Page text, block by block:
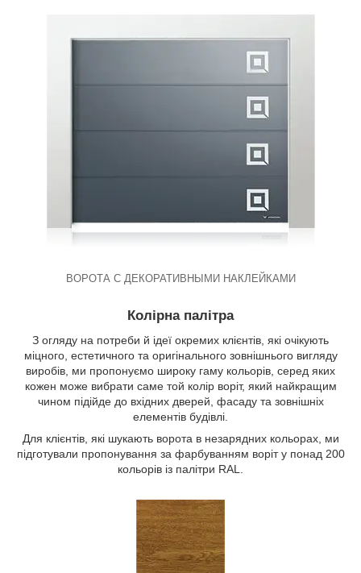
ВОРОТА С ДЕКОРАТИВНЫМИ НАКЛЕЙКАМИ
Колірна палітра
З огляду на потреби й ідеї окремих клієнтів, які очікують
міцного, естетичного та оригінального зовнішнього вигляду
виробів, ми пропонуємо широку гаму кольорів, серед яких
кожен може вибрати саме той колір воріт, який найкращим
чином підійде до вхідних дверей, фасаду та зовнішніх
елементів будівлі.
Для клієнтів, які шукають ворота в незарядних кольорах, ми
підготували пропонування за фарбуванням воріт у понад 200
кольорів із палітри RAL.